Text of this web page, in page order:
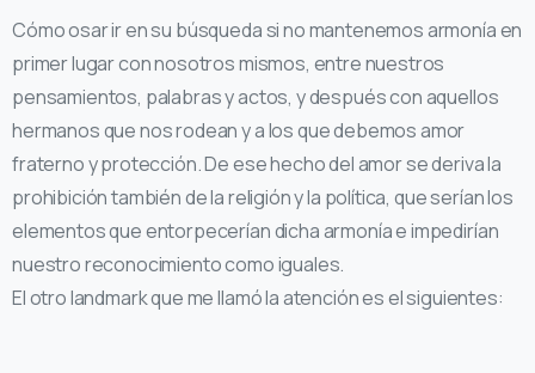
Cómo osar ir en su búsqueda si no mantenemos armonía en
primer lugar con nosotros mismos, entre nuestros
pensamientos, palabras y actos, y después con aquellos
hermanos que nos rodean y a los que debemos amor
fraterno y protección. De ese hecho del amor se deriva la
prohibición también de la religión y la política, que serían los
elementos que entorpecerían dicha armonía e impedirían
nuestro reconocimiento como iguales.
El otro landmark que me llamó la atención es el siguientes: